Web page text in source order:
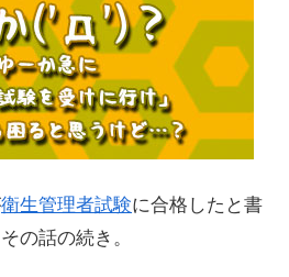
衛生管理者試験に合格したと書
の話の続き。